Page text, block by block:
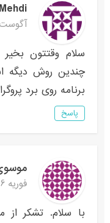
Mehdi
آگوست 23, 2019 در 12:30 ق.ظ
سلام وقتتون
چندین روش دیگه
برنامه روی برد
پاسخ
فوریه 16, 2019 در 9:08 ب.ظ
با سلام. تشکر